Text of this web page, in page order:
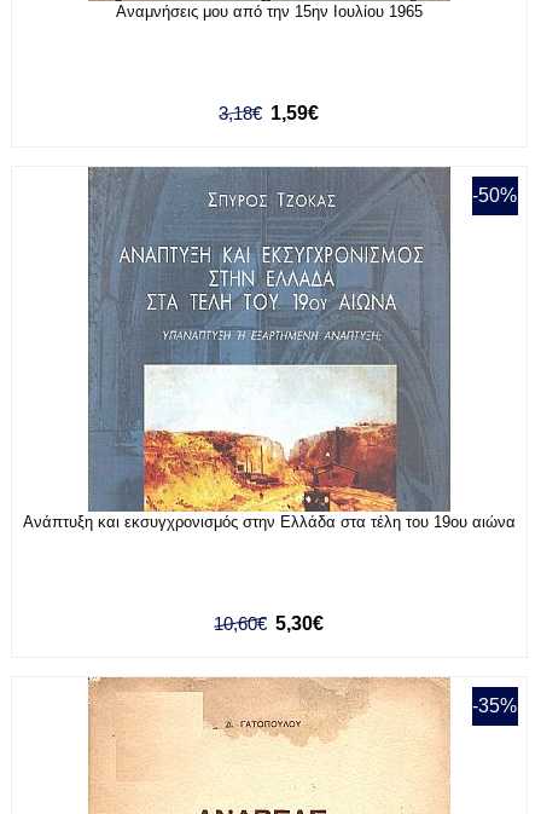
Αναμνήσεις μου από την 15ην Ιουλίου 1965
3,18€ 1,59€
-50%
Ανάπτυξη και εκσυγχρονισμός στην Ελλάδα στα τέλη του 19ου αιώνα
10,60€ 5,30€
-35%